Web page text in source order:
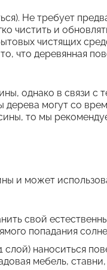
Не требует
чистить и
чистящих
что деревянная
однако в связи с
могут со
то мы
и может
свой
попадания
наноситься
мебель,